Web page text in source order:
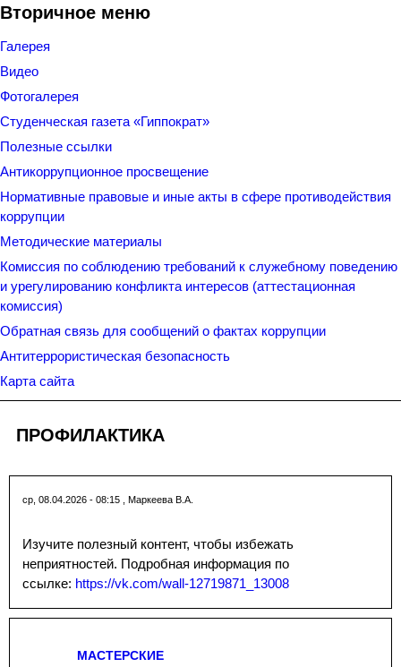
Вторичное меню
Галерея
Видео
Фотогалерея
Студенческая газета «Гиппократ»
Полезные ссылки
Антикоррупционное просвещение
Нормативные правовые и иные акты в сфере противодействия
коррупции
Методические материалы
Комиссия по соблюдению требований к служебному поведению
и урегулированию конфликта интересов (аттестационная
комиссия)
Обратная связь для сообщений о фактах коррупции
Антитеррористическая безопасность
Карта сайта
ПРОФИЛАКТИКА
ср, 08.04.2026 - 08:15 , Маркеева В.А.
Изучите полезный контент, чтобы избежать
неприятностей. Подробная информация по
ссылке: https://vk.com/wall-12719871_13008
МАСТЕРСКИЕ